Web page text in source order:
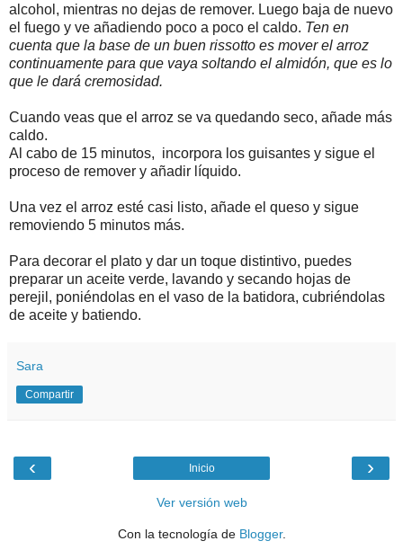
alcohol, mientras no dejas de remover. Luego baja de nuevo
el fuego y ve añadiendo poco a poco el caldo. Ten en
cuenta que la base de un buen rissotto es mover el arroz
continuamente para que vaya soltando el almidón, que es lo
que le dará cremosidad.
Cuando veas que el arroz se va quedando seco, añade más
caldo.
Al cabo de 15 minutos, incorpora los guisantes y sigue el
proceso de remover y añadir líquido.
Una vez el arroz esté casi listo, añade el queso y sigue
removiendo 5 minutos más.
Para decorar el plato y dar un toque distintivo, puedes
preparar un aceite verde, lavando y secando hojas de
perejil, poniéndolas en el vaso de la batidora, cubriéndolas
de aceite y batiendo.
Sara
Compartir
‹ ›
Inicio
Ver versión web
Con la tecnología de Blogger.